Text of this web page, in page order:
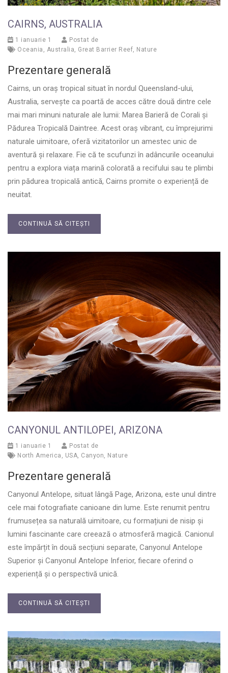
CAIRNS, AUSTRALIA
1 ianuarie 1
Postat de
Oceania
Australia Great Barrier Reef Nature
Prezentare generală
Cairns, un oraș tropical situat în nordul Queensland-ului,
Australia, servește ca poartă de acces către două dintre cele
mai mari minuni naturale ale lumii: Marea Barieră de Corali și
Pădurea Tropicală Daintree. Acest oraș vibrant, cu împrejurimi
naturale uimitoare, oferă vizitatorilor un amestec unic de
aventură și relaxare. Fie că te scufunzi în adâncurile oceanului
pentru a explora viața marină colorată a recifului sau te plimbi
prin pădurea tropicală antică, Cairns promite o experiență de
neuitat.
CONTINUĂ SĂ CITEȘTI
CANYONUL ANTILOPEI, ARIZONA
1 ianuarie 1
Postat de
North America , USA, Canyon, Nature
Prezentare generală
Canyonul Antelope, situat lângă Page, Arizona, este unul dintre
cele mai fotografiate canioane din lume. Este renumit pentru
frumusețea sa naturală uimitoare, cu formațiuni de nisip și
lumini fascinante care creează o atmosferă magică. Canionul
este împărțit în două secțiuni separate, Canyonul Antelope
Superior și Canyonul Antelope Inferior, fiecare oferind o
experiență și o perspectivă unică.
CONTINUĂ SĂ CITEȘTI